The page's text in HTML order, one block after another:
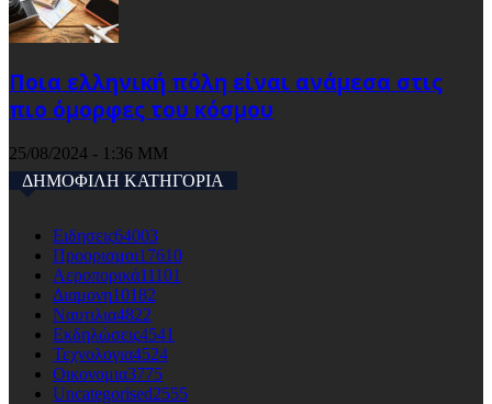
Ποια ελληνική πόλη είναι ανάμεσα στις
πιο όμορφες του κόσμου
25/08/2024 - 1:36 ΜΜ
ΔΗΜΟΦΙΛΗ ΚΑΤΗΓΟΡΙΑ
Ειδησεις64003
Προορισμοι17610
Αεροπορικά11101
Διαμονη10182
Ναυτιλια4822
Εκδηλώσεις4541
Τεχνολογια4524
Οικονομια3775
Uncategorised2555